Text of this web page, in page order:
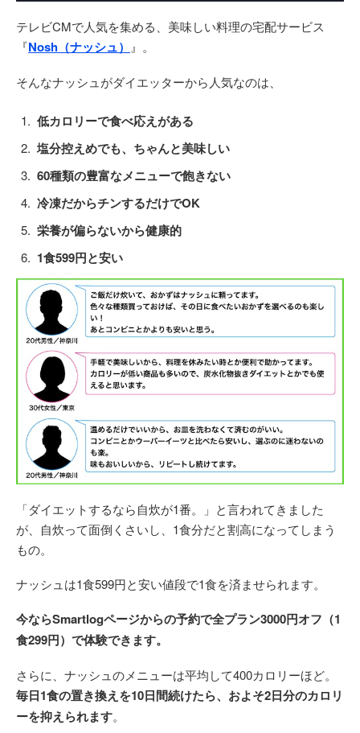
テレビCMで人気を集める、美味しい料理の宅配サービス
『Nosh（ナッシュ） 』。
そんなナッシュがダイエッターから人気なのは、
低カロリーで食べ応えがある
塩分控えめでも、ちゃんと美味しい
60種類の豊富なメニューで飽きない
冷凍だからチンするだけでOK
栄養が偏らないから健康的
1食599円と安い
「ダイエットするなら自炊が1番。」と言われてきました
が、自炊って面倒くさいし、1食分だと割高になってしまう
もの。
ナッシュは1食599円と安い値段で1食を済ませられます。
今ならSmartlogページからの予約で全プラン3000円オフ（1
食299円）で体験できます。
さらに、ナッシュのメニューは平均して400カロリーほど。
毎日1食の置き換えを10日間続けたら、およそ2日分のカロリ
ーを抑えられます。